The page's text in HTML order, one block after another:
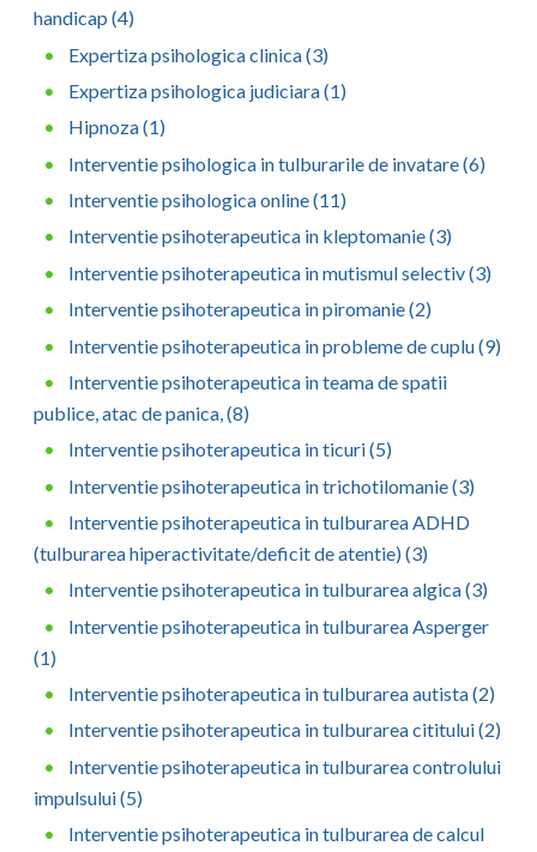
handicap (4)
Expertiza psihologica clinica (3)
Expertiza psihologica judiciara (1)
Hipnoza (1)
Interventie psihologica in tulburarile de invatare (6)
Interventie psihologica online (11)
Interventie psihoterapeutica in kleptomanie (3)
Interventie psihoterapeutica in mutismul selectiv (3)
Interventie psihoterapeutica in piromanie (2)
Interventie psihoterapeutica in probleme de cuplu (9)
Interventie psihoterapeutica in teama de spatii
publice, atac de panica, (8)
Interventie psihoterapeutica in ticuri (5)
Interventie psihoterapeutica in trichotilomanie (3)
Interventie psihoterapeutica in tulburarea ADHD
(tulburarea hiperactivitate/deficit de atentie) (3)
Interventie psihoterapeutica in tulburarea algica (3)
Interventie psihoterapeutica in tulburarea Asperger
(1)
Interventie psihoterapeutica in tulburarea autista (2)
Interventie psihoterapeutica in tulburarea cititului (2)
Interventie psihoterapeutica in tulburarea controlului
impulsului (5)
Interventie psihoterapeutica in tulburarea de calcul